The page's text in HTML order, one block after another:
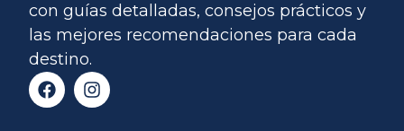
con guías detalladas, consejos prácticos y
las mejores recomendaciones para cada
destino.